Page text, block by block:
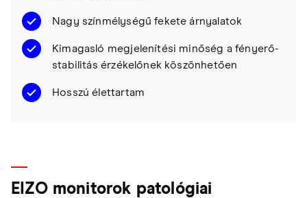
Nagy színmélységű fekete árnyalatok
Kimagasló megjelenítési minőség a fényerő-
stabilitás érzékelőnek köszönhetően
Hosszú élettartam
EIZO monitorok patológiai